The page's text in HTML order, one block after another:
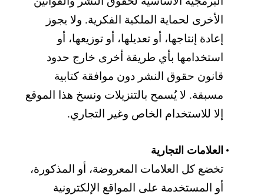
الأخرى لحماية الملكية الفكرية. ولا يجوز
إعادة إنتاجها، أو تعديلها، أو توزيعها، أو
استخدامها بأي طريقة أخرى خارج حدود
قانون حقوق النشر دون موافقة كتابية
مسبقة. لا يُسمح بالتنزيلات ونسخ هذا الموقع
إلا للاستخدام الخاص وغير التجاري.
العلامات التجارية
تخضع كل العلامات المعروضة، أو المذكورة،
أو المستخدمة على المواقع الإلكترونية